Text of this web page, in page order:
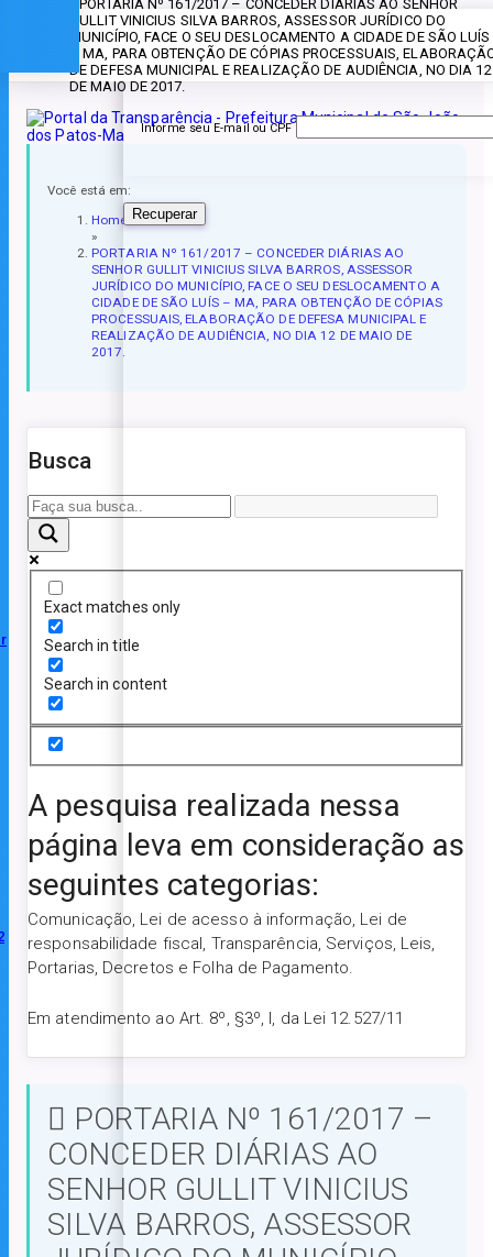
» PORTARIA Nº 161/2017 – CONCEDER DIÁRIAS AO SENHOR
GULLIT VINICIUS SILVA BARROS, ASSESSOR JURÍDICO DO
MUNICÍPIO, FACE O SEU DESLOCAMENTO A CIDADE DE SÃO LUÍS
– MA, PARA OBTENÇÃO DE CÓPIAS PROCESSUAIS,
DE DEFESA MUNICIPAL E REALIZAÇÃO DE AUDIÊNCIA, NO DIA 12
DE MAIO DE 2017.
Você está em:
Home
»
PORTARIA Nº 161/2017 – CONCEDER DIÁRIAS AO
SENHOR GULLIT VINICIUS SILVA BARROS, ASSESSOR
JURÍDICO DO MUNICÍPIO, FACE O SEU DESLOCAMENTO A
CIDADE DE SÃO LUÍS – MA, PARA OBTENÇÃO DE CÓPIAS
PROCESSUAIS, ELABORAÇÃO DE DEFESA MUNICIPAL E
REALIZAÇÃO DE AUDIÊNCIA, NO DIA 12 DE MAIO DE
2017.
Busca
Exact matches only
Search in title
Search in content
A pesquisa realizada nessa
página leva em consideração as
seguintes categorias:
Comunicação, Lei de acesso à informação, Lei de
responsabilidade fiscal, Transparência, Serviços, Leis,
Portarias, Decretos e Folha de Pagamento.
Em atendimento ao Art. 8º, §3º, I, da Lei 12.527/11
PORTARIA Nº 161/2017 –
CONCEDER DIÁRIAS AO
SENHOR GULLIT VINICIUS
SILVA BARROS, ASSESSOR
Esqueceu a senha?
Informe seu E-mail ou CPF
Recuperar